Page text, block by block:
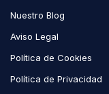
Nuestro Blog
Aviso Legal
Política de Cookies
Política de Privacidad